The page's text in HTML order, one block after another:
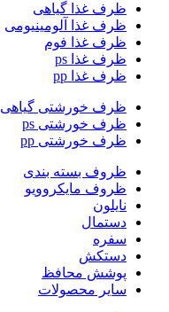
ظرف غذا گیاهی
ظرف غذا آلومینیومی
ظرف غذا فوم
ظرف غذا ps
ظرف غذا pp
ظرف خورشتی گیاهی
ظرف خورشتی ps
ظرف خورشتی pp
ظروف بسته بندی
ظروف مایکروویو
نایلون
دستمال
سفره
دستکش
پوشش محافظ
سایر محصولات